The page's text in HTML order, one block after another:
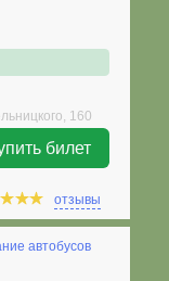
160
билет
отзывы
автобусов